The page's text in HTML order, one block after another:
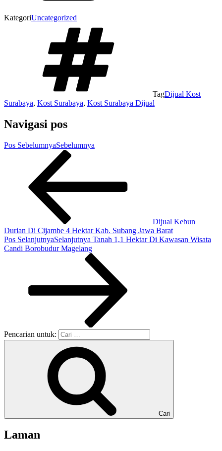
KategoriUncategorized
TagDijual Kost
Surabaya, Kost Surabaya, Kost Surabaya Dijual
Navigasi pos
Pos SebelumnyaSebelumnya
Dijual Kebun
Durian Di Cijambe 4 Hektar Kab. Subang Jawa Barat
Pos SelanjutnyaSelanjutnya Tanah 1,1 Hektar Di Kawasan Wisata
Candi Borobudur Magelang
Pencarian untuk:
Cari
Laman